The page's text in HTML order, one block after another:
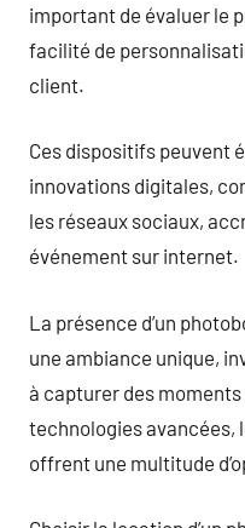
important de évaluer le
facilité de
client.
Ces dispositifs peuvent
innovations digitales,
les réseaux sociaux,
événement sur internet.
La présence d’un
une ambiance unique,
à capturer des
technologies avancées,
offrent une multitude